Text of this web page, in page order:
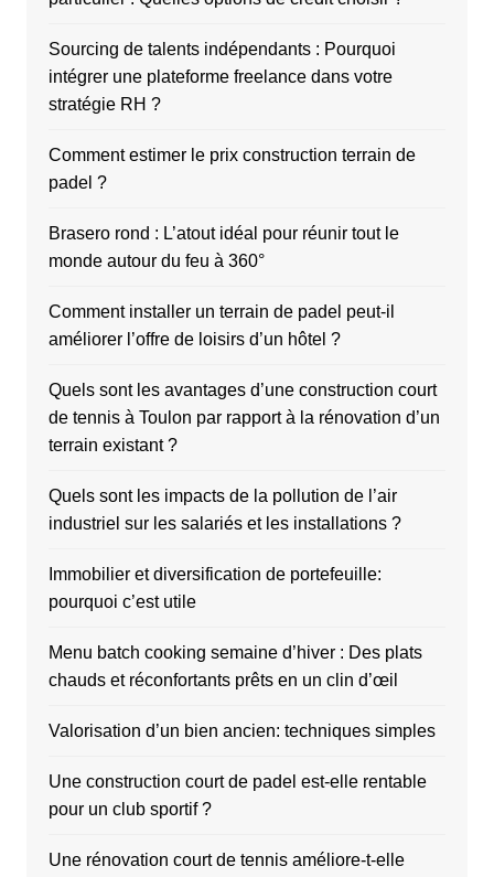
Sourcing de talents indépendants : Pourquoi
intégrer une plateforme freelance dans votre
stratégie RH ?
Comment estimer le prix construction terrain de
padel ?
Brasero rond : L’atout idéal pour réunir tout le
monde autour du feu à 360°
Comment installer un terrain de padel peut-il
améliorer l’offre de loisirs d’un hôtel ?
Quels sont les avantages d’une construction court
de tennis à Toulon par rapport à la rénovation d’un
terrain existant ?
Quels sont les impacts de la pollution de l’air
industriel sur les salariés et les installations ?
Immobilier et diversification de portefeuille:
pourquoi c’est utile
Menu batch cooking semaine d’hiver : Des plats
chauds et réconfortants prêts en un clin d’œil
Valorisation d’un bien ancien: techniques simples
Une construction court de padel est-elle rentable
pour un club sportif ?
Une rénovation court de tennis améliore-t-elle